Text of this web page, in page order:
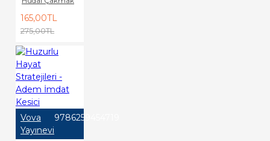
165,00TL
275,00TL
Vova
Yayınevi
9786259454719